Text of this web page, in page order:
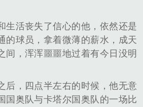
生活丧失了信心的他，依然还是
的球员，拿着微薄的薪水，成天
间，浑浑噩噩地过着有今日没明
后，四点半左右的时候，他无意
国奥队与卡塔尔国奥队的一场比